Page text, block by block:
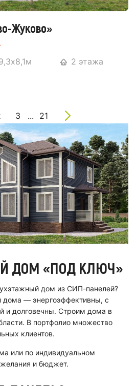
Жуково»
2 этажа
3 ... 21
ДОМ «ПОД КЛЮЧ»
дом из СИП-панелей?
— энергоэффективны, с
и долговечны. Строим дома в
В портфолио множество
клиентов.
или по индивидуальном
и бюджет.